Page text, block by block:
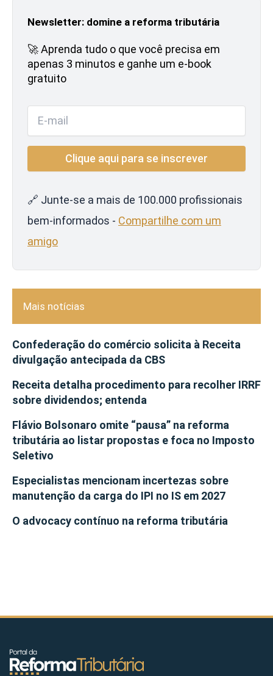
Newsletter: domine a reforma tributária
🚀 Aprenda tudo o que você precisa em
apenas 3 minutos e ganhe um e-book
gratuito
🔗 Junte-se a mais de 100.000 profissionais
bem-informados - Compartilhe com um
amigo
Mais notícias
Confederação do comércio solicita à Receita
divulgação antecipada da CBS
Receita detalha procedimento para recolher IRRF
sobre dividendos; entenda
Flávio Bolsonaro omite “pausa” na reforma
tributária ao listar propostas e foca no Imposto
Seletivo
Especialistas mencionam incertezas sobre
manutenção da carga do IPI no IS em 2027
O advocacy contínuo na reforma tributária